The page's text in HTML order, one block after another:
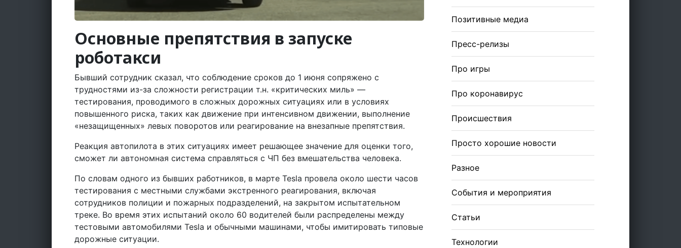
Основные препятствия в запуске
роботакси
Бывший сотрудник сказал, что соблюдение сроков до 1 июня сопряжено с
трудностями из-за сложности регистрации т.н. «критических миль» —
тестирования, проводимого в сложных дорожных ситуациях или в условиях
повышенного риска, таких как движение при интенсивном движении, выполнение
«незащищенных» левых поворотов или реагирование на внезапные препятствия.
Реакция автопилота в этих ситуациях имеет решающее значение для оценки того,
сможет ли автономная система справляться с ЧП без вмешательства человека.
По словам одного из бывших работников, в марте Tesla провела около шести часов
тестирования с местными службами экстренного реагирования, включая
сотрудников полиции и пожарных подразделений, на закрытом испытательном
треке. Во время этих испытаний около 60 водителей были распределены между
тестовыми автомобилями Tesla и обычными машинами, чтобы имитировать типовые
дорожные ситуации.
Позитивные медиа
Пресс-релизы
Про игры
Про коронавирус
Происшествия
Просто хорошие новости
Разное
События и мероприятия
Статьи
Технологии